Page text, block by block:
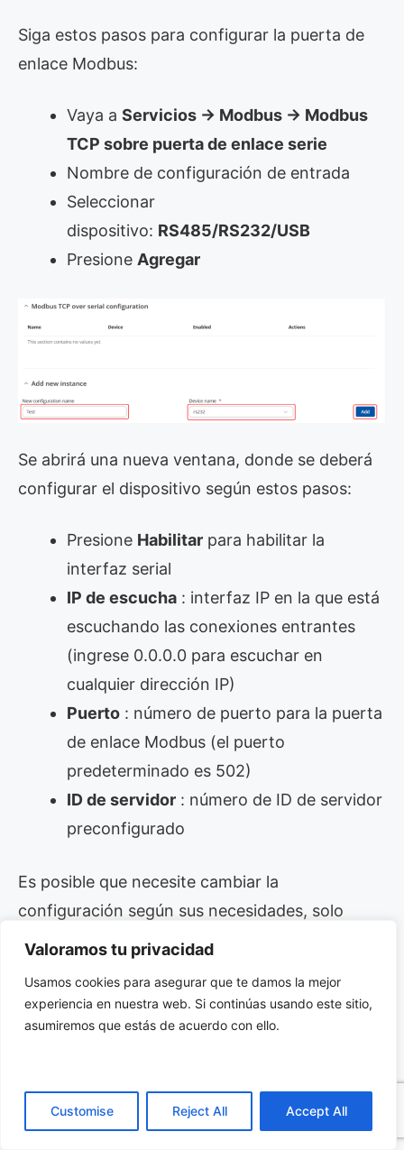
Valoramos tu privacidad
Usamos cookies para asegurar que te damos la mejor
experiencia en nuestra web. Si continúas usando este sitio,
asumiremos que estás de acuerdo con ello.
Customise Reject All Accept All
Siga estos pasos para configurar la puerta de
enlace Modbus:
Vaya a Servicios -> Modbus -> Modbus
TCP sobre puerta de enlace serie
Nombre de configuración de entrada
Seleccionar
dispositivo: RS485/RS232/USB
Presione Agregar
Se abrirá una nueva ventana, donde se deberá
configurar el dispositivo según estos pasos:
Presione Habilitar para habilitar la
interfaz serial
IP de escucha : interfaz IP en la que está
escuchando las conexiones entrantes
(ingrese 0.0.0.0 para escuchar en
cualquier dirección IP)
Puerto : número de puerto para la puerta
de enlace Modbus (el puerto
predeterminado es 502)
ID de servidor : número de ID de servidor
preconfigurado
Es posible que necesite cambiar la
configuración según sus necesidades, solo
asegúrese de que se establezcan
RTU: velocidad en baudios, bits de datos,
paridad, bits de parada, control de flujo.